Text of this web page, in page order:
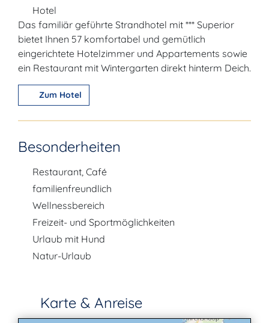
Hotel
Das familiär geführte Strandhotel mit *** Superior
bietet Ihnen 57 komfortabel und gemütlich
eingerichtete Hotelzimmer und Appartements sowie
ein Restaurant mit Wintergarten direkt hinterm Deich.
Zum Hotel
Besonderheiten
Restaurant, Café
familienfreundlich
Wellnessbereich
Freizeit- und Sportmöglichkeiten
Urlaub mit Hund
Natur-Urlaub
Karte & Anreise